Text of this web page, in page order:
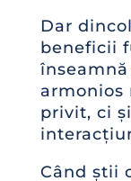
Dar
beneficii
armonios
privit, ci
Când știi